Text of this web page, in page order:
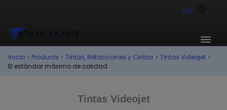
MX
Inicio › Products › Tintas, Refacciones y Cintas › Tintas Videojet ›
El estándar máximo de calidad
Tintas Videojet